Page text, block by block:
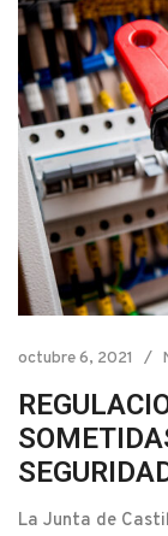
octubre 6, 2021
La Junta de